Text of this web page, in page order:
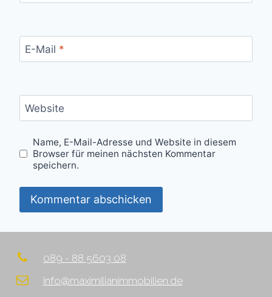
E-Mail *
Website
Name, E-Mail-Adresse und Website in diesem
Browser für meinen nächsten Kommentar
speichern.
089 - 88 5603 08
info@maximilianimmobilien.de